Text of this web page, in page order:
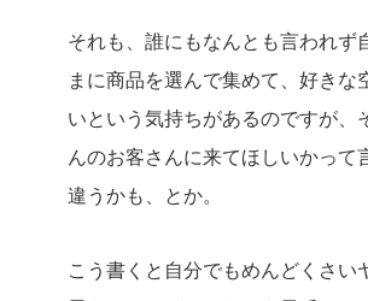
それも、誰にもなんとも言われず
まに商品を選んで集めて、好きな
いという気持ちがあるのですが、
んのお客さんに来てほしいかって
違うかも、とか。
こう書くと自分でもめんどくさい